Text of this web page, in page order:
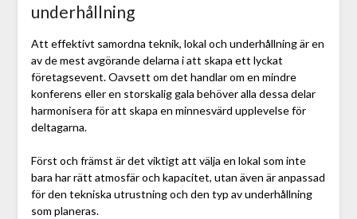
underhållning
Att effektivt samordna teknik, lokal och underhållning är en
av de mest avgörande delarna i att skapa ett lyckat
företagsevent. Oavsett om det handlar om en mindre
konferens eller en storskalig gala behöver alla dessa delar
harmonisera för att skapa en minnesvärd upplevelse för
deltagarna.
Först och främst är det viktigt att välja en lokal som inte
bara har rätt atmosfär och kapacitet, utan även är anpassad
för den tekniska utrustning och den typ av underhållning
som planeras.